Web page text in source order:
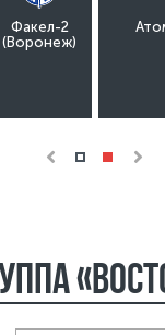
Факел-2
(Воронеж)